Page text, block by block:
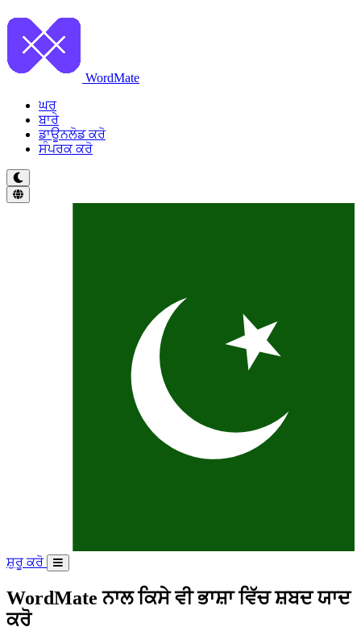
WordMate
ਘਰ
ਬਾਰੇ
ਡਾਊਨਲੋਡ ਕਰੋ
ਸੰਪਰਕ ਕਰੋ
ਸ਼ੁਰੂ ਕਰੋ
WordMate ਨਾਲ ਕਿਸੇ ਵੀ ਭਾਸ਼ਾ ਵਿੱਚ ਸ਼ਬਦ ਯਾਦ
ਕਰੋ